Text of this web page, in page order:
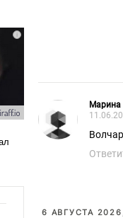
Марина
6 АВГУСТА